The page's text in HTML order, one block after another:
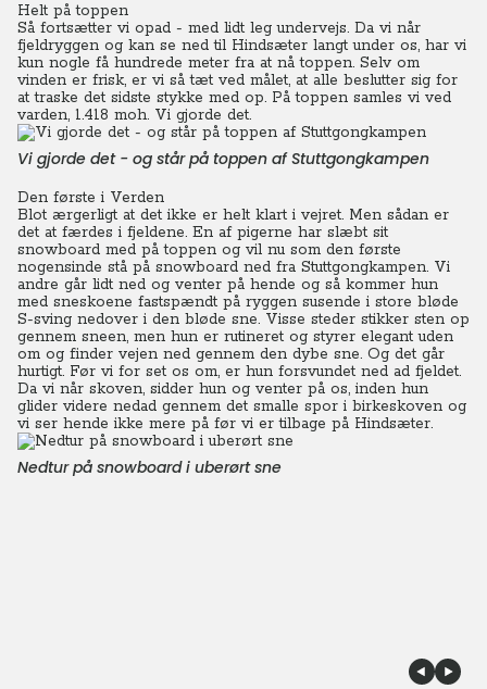
Helt på toppen
Så fortsætter vi opad - med lidt leg undervejs. Da vi når
fjeldryggen og kan se ned til Hindsæter langt under os, har vi
kun nogle få hundrede meter fra at nå toppen. Selv om
vinden er frisk, er vi så tæt ved målet, at alle beslutter sig for
at traske det sidste stykke med op. På toppen samles vi ved
varden, 1.418 moh. Vi gjorde det.
Vi gjorde det - og står på toppen af Stuttgongkampen
Den første i Verden
Blot ærgerligt at det ikke er helt klart i vejret. Men sådan er
det at færdes i fjeldene. En af pigerne har slæbt sit
snowboard med på toppen og vil nu som den første
nogensinde stå på snowboard ned fra Stuttgongkampen. Vi
andre går lidt ned og venter på hende og så kommer hun
med sneskoene fastspændt på ryggen susende i store bløde
S-sving nedover i den bløde sne. Visse steder stikker sten op
gennem sneen, men hun er rutineret og styrer elegant uden
om og finder vejen ned gennem den dybe sne. Og det går
hurtigt. Før vi for set os om, er hun forsvundet ned ad fjeldet.
Da vi når skoven, sidder hun og venter på os, inden hun
glider videre nedad gennem det smalle spor i birkeskoven og
vi ser hende ikke mere på før vi er tilbage på Hindsæter.
Nedtur på snowboard i uberørt sne